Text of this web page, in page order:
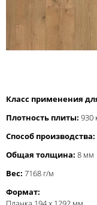
Класс применения
Плотность плиты: 930
Способ производства:
Общая толщина: 8 мм
Вес: 7168 г/м
Формат: